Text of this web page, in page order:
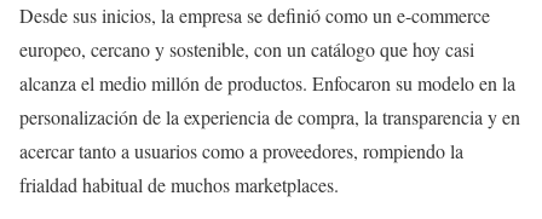
Desde sus inicios, la empresa se definió como un e-commerce
europeo, cercano y sostenible, con un catálogo que hoy casi
alcanza el medio millón de productos. Enfocaron su modelo en la
personalización de la experiencia de compra, la transparencia y en
acercar tanto a usuarios como a proveedores, rompiendo la
frialdad habitual de muchos marketplaces.